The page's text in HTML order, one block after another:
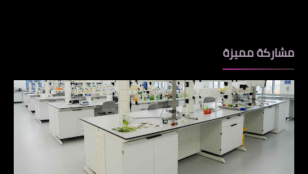
مشاركة مميزة